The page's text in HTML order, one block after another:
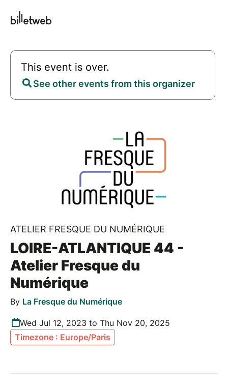
This event is over.
See other events from this organizer
ATELIER FRESQUE DU NUMÉRIQUE
LOIRE-ATLANTIQUE 44 -
Atelier Fresque du
Numérique
By La Fresque du Numérique
Wed Jul 12, 2023 to Thu Nov 20, 2025
Timezone : Europe/Paris